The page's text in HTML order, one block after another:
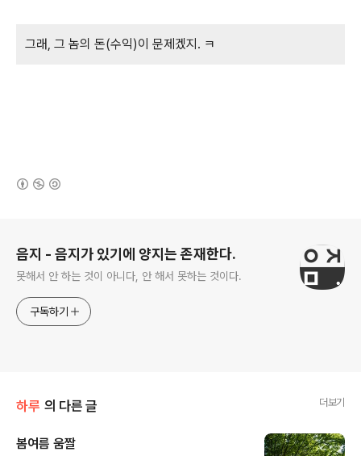
그래, 그 놈의 돈(수익)이 문제겠지. ㅋ
음지 - 음지가 있기에 양지는 존재한다.
못해서 안 하는 것이 아니다, 안 해서 못하는 것이다.
구독하기
하루 의 다른 글 더보기
봄여름 움짤